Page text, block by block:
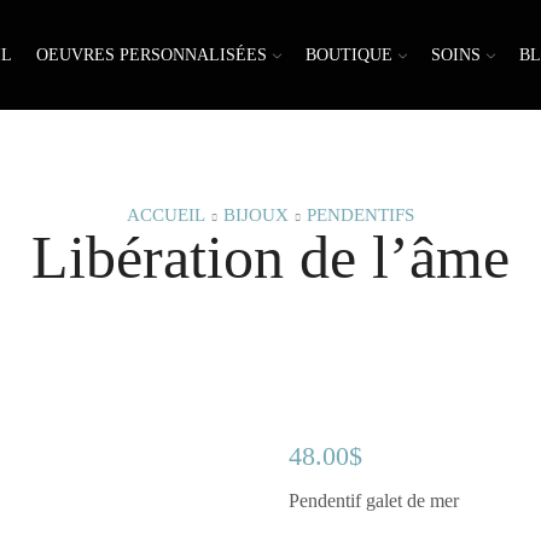
OEUVRES PERSONNALISÉES BOUTIQUE SOINS
ACCUEIL BIJOUX PENDENTIFS
Libération de l’âme
48.00$
Pendentif galet de mer. . . . .